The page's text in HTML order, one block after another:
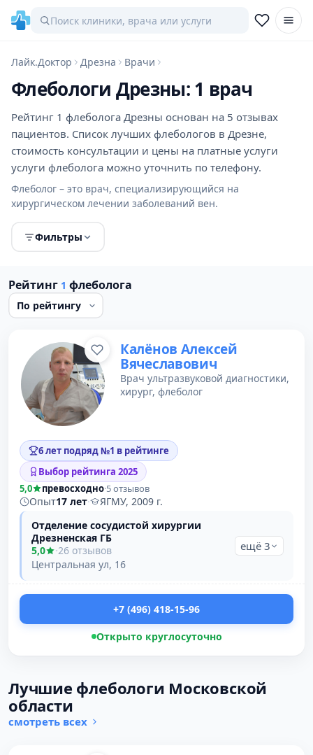
Лайк.Доктор Дрезна Врачи
Флебологи Дрезны: 1 врач
Рейтинг 1 флеболога Дрезны основан на 5 отзывах
пациентов. Список лучших флебологов в Дрезне,
стоимость консультации и цены на платные услуги
услуги флеболога можно уточнить по телефону.
Флеболог – это врач, специализирующийся на
хирургическом лечении заболеваний вен.
Фильтры
Рейтинг 1 флеболога
Калёнов Алексей
Вячеславович
Врач ультразвуковой диагностики,
хирург, флеболог
6 лет подряд №1 в рейтинге
Выбор рейтинга 2025
5,0
превосходно·5 отзывов
Опыт17 лет·
ЯГМУ, 2009 г.
Отделение сосудистой хирургии
Дрезненская ГБ
5,0
·26 отзывов
Центральная ул, 16
ещё 3
+7 (496) 418-15-96
Открыто круглосуточно
Лучшие флебологи Московской
области
смотреть всех